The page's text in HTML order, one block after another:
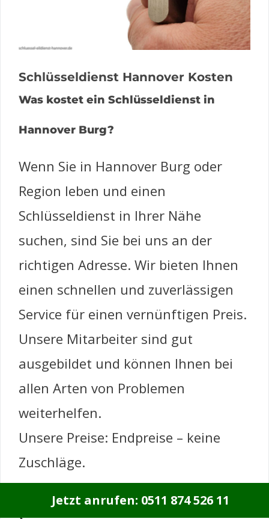
Schlüsseldienst Hannover Kosten
Was kostet ein Schlüsseldienst in
Hannover Burg?
Wenn Sie in Hannover Burg oder
Region leben und einen
Schlüsseldienst in Ihrer Nähe
suchen, sind Sie bei uns an der
richtigen Adresse. Wir bieten Ihnen
einen schnellen und zuverlässigen
Service für einen vernünftigen Preis.
Unsere Mitarbeiter sind gut
ausgebildet und können Ihnen bei
allen Arten von Problemen
weiterhelfen.
Unsere Preise: Endpreise – keine
Zuschläge.
€
Jetzt anrufen: 0511 874 526 11